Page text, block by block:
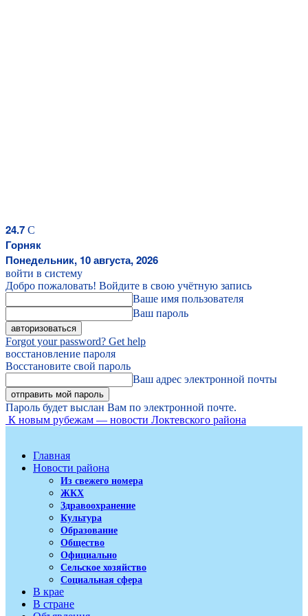
24.7 C
Горняк
Понедельник, 10 августа, 2026
войти в систему
Добро пожаловать! Войдите в свою учётную запись
Ваше имя пользователя
Ваш пароль
Forgot your password? Get help
восстановление пароля
Восстановите свой пароль
Ваш адрес электронной почты
Пароль будет выслан Вам по электронной почте.
К новым рубежам — новости Локтевского района
Главная
Новости района
Из свежего номера
ЖКХ
Здравоохранение
Культура
Образование
Общество
Официально
Сельское хозяйство
Социальная сфера
В крае
В стране